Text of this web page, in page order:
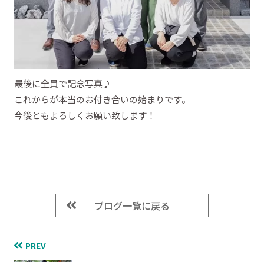
最後に全員で記念写真♪
これからが本当のお付き合いの始まりです。
今後ともよろしくお願い致します！
ブログ一覧に戻る
PREV